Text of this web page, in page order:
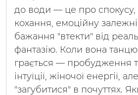
до води — це про спокусу,
кохання, емоційну
бажання "втекти" від
фантазію. Коли вона
грається — пробудження
інтуїції, жіночої енергії,
"загубитися" в почуттях.